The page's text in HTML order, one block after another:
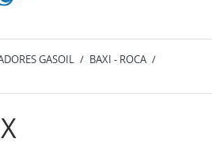
GASOIL
BAXI - ROCA